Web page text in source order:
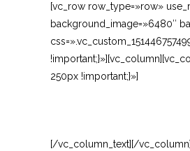
[vc_row row_type=»row»
background_image=»6480″
250px !important;}»]
[/vc_column_text][/